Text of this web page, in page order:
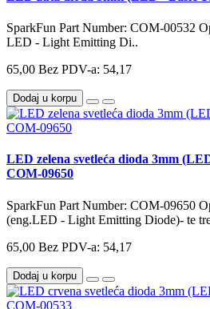
SparkFun Part Number: COM-00532
LED - Light Emitting Di..
65,00 Bez PDV-a: 54,17
Dodaj u korpu
LED zelena svetleća dioda 3mm
COM-09650
SparkFun Part Number: COM-09650
(eng.LED - Light Emitting Diode)- te
65,00 Bez PDV-a: 54,17
Dodaj u korpu